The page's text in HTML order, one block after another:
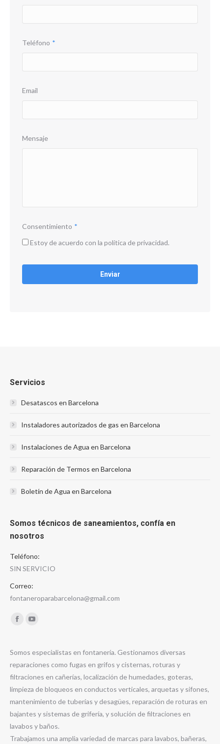
Teléfono *
Email
Mensaje
Consentimiento *
Estoy de acuerdo con la política de privacidad.
Servicios
Desatascos en Barcelona
Instaladores autorizados de gas en Barcelona
Instalaciones de Agua en Barcelona
Reparación de Termos en Barcelona
Boletín de Agua en Barcelona
Somos técnicos de saneamientos, confía en
nosotros
Teléfono:
SIN SERVICIO
Correo:
fontaneroparabarcelona@gmail.com
Encuéntranos en:
Somos especialistas en fontanería. Gestionamos diversas
reparaciones como fugas en grifos y cisternas, roturas y
filtraciones en cañerías, localización de humedades, goteras,
limpieza de bloqueos en conductos verticales, arquetas y sifones,
mantenimiento de tuberías y desagües, reparación de roturas en
bajantes y sistemas de grifería, y solución de filtraciones en
lavabos y baños.
Trabajamos una amplia variedad de marcas para lavabos, bañeras,